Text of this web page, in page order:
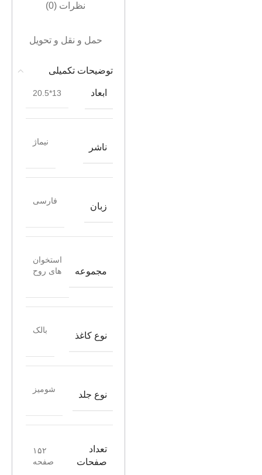
نظرات (0)
حمل و نقل و تحویل
توضیحات تکمیلی
ابعاد 13*20.5
ناشر
نیماژ
زبان
فارسی
مجموعه
استخوان
های روح
نوع کاغذ
بالک
نوع جلد
شومیز
تعداد
صفحات
۱۵۲
صفحه